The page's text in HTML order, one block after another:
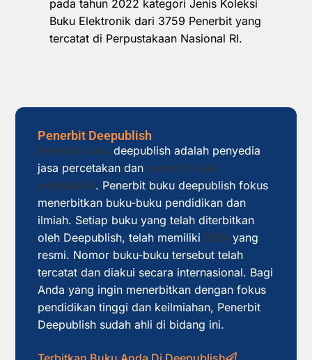
pada tahun 2022 kategori Jenis Koleksi
Buku Elektronik dari 3759 Penerbit yang
tercatat di Perpustakaan Nasional RI.
Penerbit Deepublish
Penerbit buku deepublish adalah penyedia
jasa percetakan dan penerbit buku
pendidikan. Penerbit buku deepublish fokus
menerbitkan buku-buku pendidikan dan
ilmiah. Setiap buku yang telah diterbitkan
oleh Deepublish, telah memiliki ISBN yang
resmi. Nomor buku-buku tersebut telah
tercatat dan diakui secara internasional. Bagi
Anda yang ingin menerbitkan dengan fokus
pendidikan tinggi dan keilmiahan, Penerbit
Deepublish sudah ahli di bidang ini.